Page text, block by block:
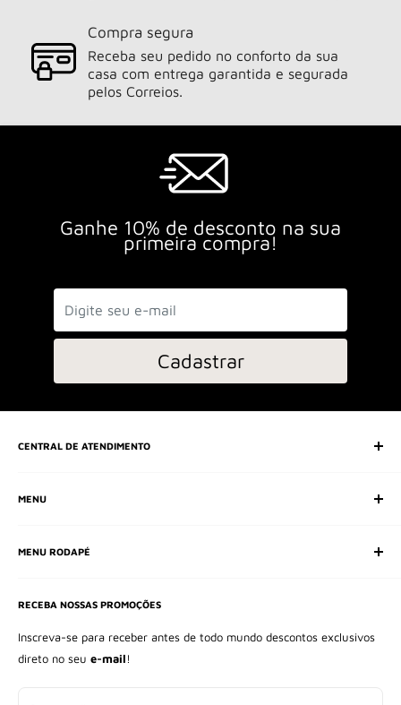
Compra segura
Receba seu pedido no conforto da sua
casa com entrega garantida e segurada
pelos Correios.
Ganhe 10% de desconto na sua
primeira compra!
Cadastrar
CENTRAL DE ATENDIMENTO
E-mail:
MENU
Sale
Camisolas
Pijamas
Short Doll
MENU RODAPÉ
Politica de Privacidade
Imprensa
Central de Duvidas
RECEBA NOSSAS PROMOÇÕES
Inscreva-se para receber antes de todo mundo descontos exclusivos
direto no seu e-mail!